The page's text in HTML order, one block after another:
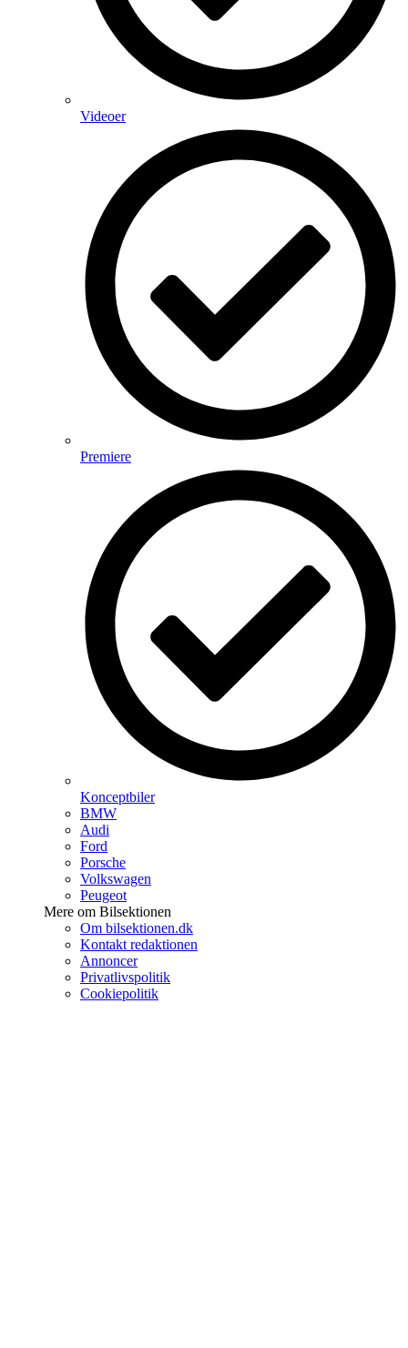
Videoer
Premiere
Konceptbiler
BMW
Audi
Ford
Porsche
Volkswagen
Peugeot
Mere om Bilsektionen
Om bilsektionen.dk
Kontakt redaktionen
Annoncer
Privatlivspolitik
Cookiepolitik